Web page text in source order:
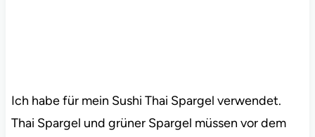
Ich habe für mein Sushi Thai Spargel verwendet.
Thai Spargel und grüner Spargel müssen vor dem